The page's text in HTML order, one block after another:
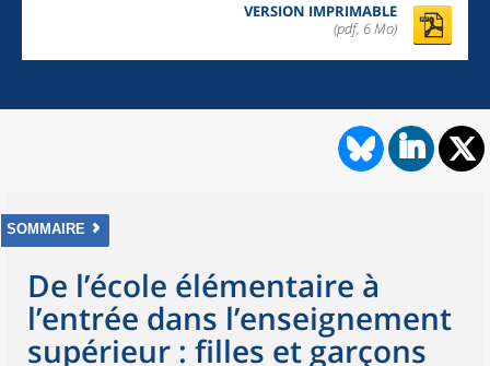
VERSION IMPRIMABLE
(pdf, 6 Mo)
SOMMAIRE
De l’école élémentaire à
l’entrée dans l’enseignement
supérieur : filles et garçons